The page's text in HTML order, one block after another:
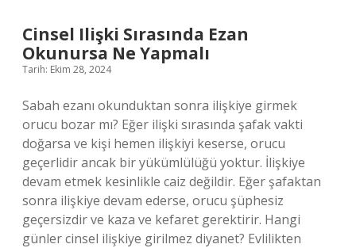
Cinsel Ilişki Sırasında Ezan
Okunursa Ne Yapmalı
Tarih: Ekim 28, 2024
Sabah ezanı okunduktan sonra ilişkiye girmek
orucu bozar mı? Eğer ilişki sırasında şafak vakti
doğarsa ve kişi hemen ilişkiyi keserse, orucu
geçerlidir ancak bir yükümlülüğü yoktur. İlişkiye
devam etmek kesinlikle caiz değildir. Eğer şafaktan
sonra ilişkiye devam ederse, orucu şüphesiz
geçersizdir ve kaza ve kefaret gerektirir. Hangi
günler cinsel ilişkiye girilmez diyanet? Evlilikten